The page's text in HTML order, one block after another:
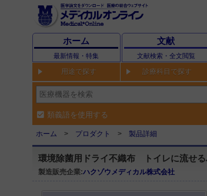
ホーム
最新情報・特集
文献
文献検索・全文閲覧
用途で探す 診療科目で探す
類義語を使用する
ホーム プロダクト 製品詳細
環境除菌用ドライ不織布 トイレに流せる
製造販売企業:ハクゾウメディカル株式会社